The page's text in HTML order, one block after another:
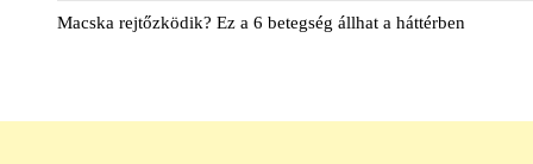
Macska rejtőzködik? Ez a 6 betegség állhat a háttérben